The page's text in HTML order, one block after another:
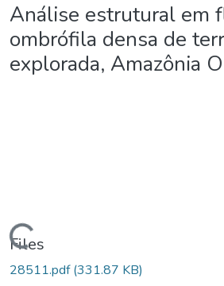
Análise estrutural em
ombrófila densa de
explorada, Amazônia
Files
28511.pdf(331.87 KB)